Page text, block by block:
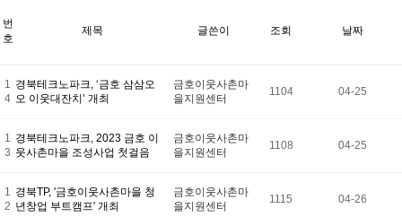
번
호
제목 글쓴이 조회 날짜
1
4
경북테크노파크, ‘금호 삼삼오
오 이웃대잔치’ 개최
금호이웃사촌마
을지원센터
1104 04-25
1
3
경북테크노파크, 2023 금호 이
웃사촌마을 조성사업 첫걸음
금호이웃사촌마
을지원센터
1108 04-25
1
2
경북TP, '금호이웃사촌마을 청
년창업 부트캠프' 개최
금호이웃사촌마
을지원센터
1115 04-26